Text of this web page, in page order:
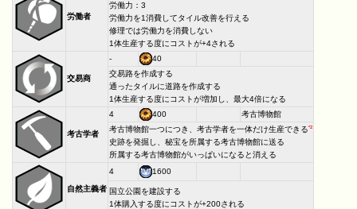
労働者
労働力：3
労働力を1消費してタイル改善を行える
修理では労働力を消費しない
1体生産する度にコストが+4される
交易商
-
40
交易路を作成する
通ったタイルに道路を作成する
1体生産する度にコストが増加し、最大4倍になる
考古学者
4 400
考古博物館
考古博物館一つにつき、考古学者を一体だけ生産できる*2
史跡を発掘し、秘宝を所属する考古博物館に送る
所属する考古博物館がいっぱいになると消える
自然主義者
4 1600
国立公園を建設する
1体購入する度にコストが+200される